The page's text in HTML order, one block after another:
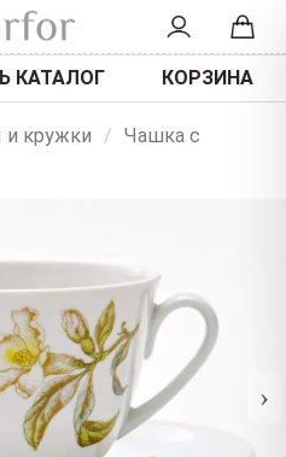
КАТАЛОГ КОРЗИНА
и кружки / Чашка с
›